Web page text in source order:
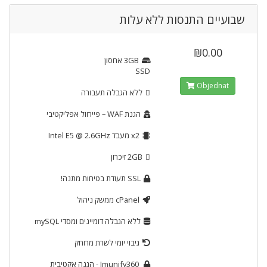
שבועיים התנסות ללא עלות
3GB אחסון
SSD
ללא הגבלה תעבורה
הגנת WAF
– פיירוול אפליקטיבי
x2 מעבד Intel E5 @ 2.6GHz
2GBזיכרון
SSL תעודת בטיחות מתנה!
cPanel ממשק ניהול
ללא הגבלהדומיינים ומסדי mySQL
גיבוי יומי לשרת מרוחק
Imunify360
- הגנה אקטיבית
₪0.00
Objednat